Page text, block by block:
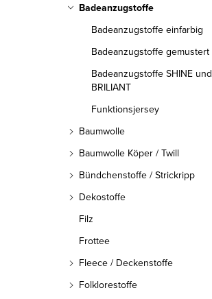
Badeanzugstoffe
Badeanzugstoffe einfarbig
Badeanzugstoffe gemustert
Badeanzugstoffe SHINE und
BRILIANT
Funktionsjersey
Baumwolle
Baumwolle Köper / Twill
Bündchenstoffe / Strickripp
Dekostoffe
Filz
Frottee
Fleece / Deckenstoffe
Folklorestoffe